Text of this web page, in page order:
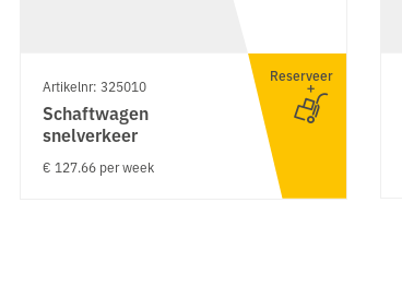
Artikelnr: 325010
Schaftwagen
snelverkeer
€ 127.66 per week
Reserveer